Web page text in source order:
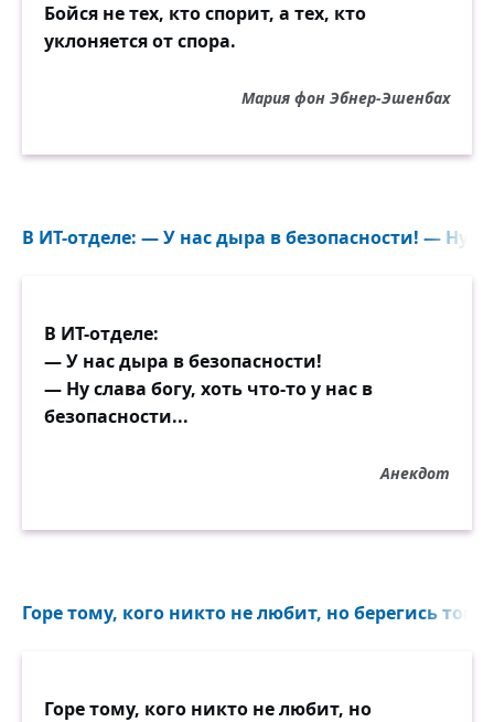
Бойся не тех, кто спорит, а тех, кто
уклоняется от спора.
Мария фон Эбнер-Эшенбах
В ИТ-отделе: — У нас дыра в безопасности! — Ну
В ИТ-отделе:
— У нас дыра в безопасности!
— Ну слава богу, хоть что-то у нас в
безопасности...
Анекдот
Горе тому, кого никто не любит, но берегись
Горе тому, кого никто не любит, но